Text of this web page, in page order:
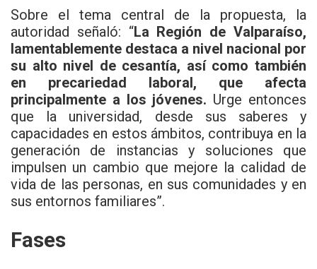
Sobre el tema central de la propuesta, la
autoridad señaló: “La Región de Valparaíso,
lamentablemente destaca a nivel nacional por
su alto nivel de cesantía, así como también
en precariedad laboral, que afecta
principalmente a los jóvenes. Urge entonces
que la universidad, desde sus saberes y
capacidades en estos ámbitos, contribuya en la
generación de instancias y soluciones que
impulsen un cambio que mejore la calidad de
vida de las personas, en sus comunidades y en
sus entornos familiares”.
Fases